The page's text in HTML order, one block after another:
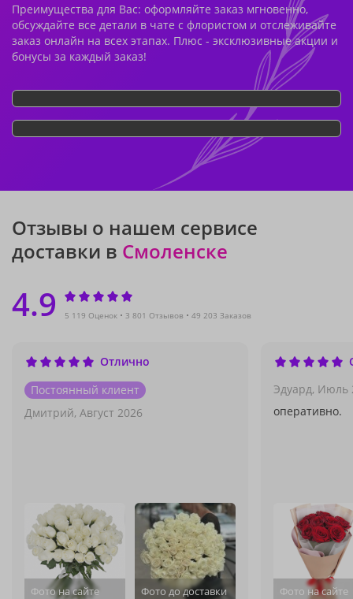
Преимущества для Вас: оформляйте заказ мгновенно,
обсуждайте все детали в чате с флористом и отслеживайте
заказ онлайн на всех этапах. Плюс - эксклюзивные акции и
бонусы за каждый заказ!
Отзывы о нашем сервисе
доставки в Смоленске
4.9 5 119 Оценок 3 801 Отзывов 49 203 Заказов
Отлично
Постоянный клиент
Дмитрий, Август 2026
Фото на сайте Фото до доставки
Эдуард, Июль
оперативно.
Фото на сайте